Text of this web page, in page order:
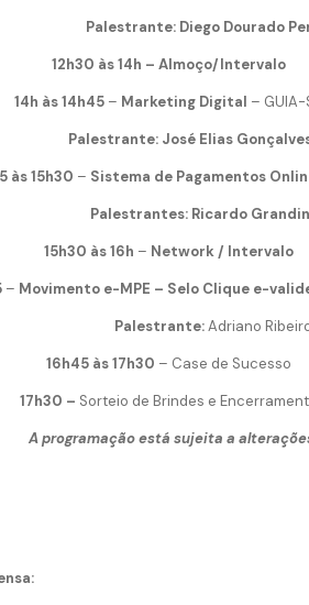
Palestrante: Diego Dourado
12h30 às 14h – Almoço/Intervalo
14h às 14h45 – Marketing Digital – GUIA-
José Elias Gonçalves
às 15h30 – Sistema de Pagamentos
Palestrantes: Ricardo
15h30 às 16h – Network / Intervalo
– Movimento e-MPE – Selo Clique e-
Palestrante:Adriano
16h45 às 17h30 – Case de Sucesso
17h30 – Sorteio de Brindes e
A programação está sujeita a